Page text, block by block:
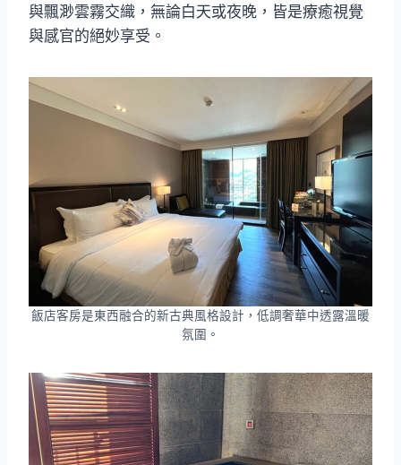
與飄渺雲霧交織，無論白天或夜晚，皆是療癒視覺
與感官的絕妙享受。
飯店客房是東西融合的新古典風格設計，低調奢華中透露溫暖
氛圍。